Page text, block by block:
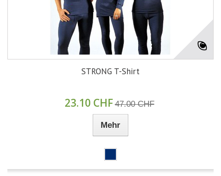
STRONG T-Shirt
23.10 CHF 47.00 CHF
Mehr